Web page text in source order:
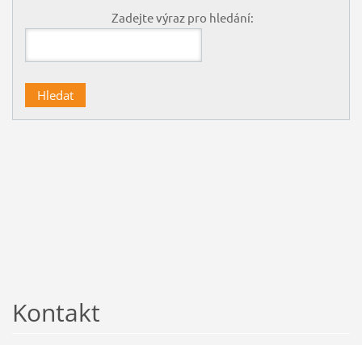
Zadejte výraz pro hledání:
Kontakt